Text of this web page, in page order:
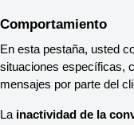
Comportamiento
En esta pestaña, usted
situaciones específicas,
mensajes por parte del
La inactividad de la